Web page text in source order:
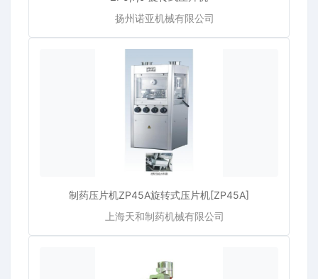
扬州诺亚机械有限公司
制药压片机ZP45A旋转式压片机[ZP45A]
上海天和制药机械有限公司